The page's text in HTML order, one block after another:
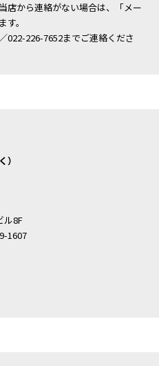
店から連絡がない場合は、「メー
。
022-226-7652までご連絡くださ
）
ル8F
1607